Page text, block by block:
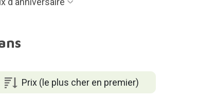
Prix (le plus cher en premier)